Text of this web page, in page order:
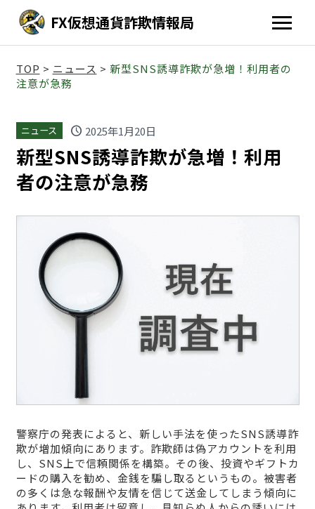
FX仮想通貨詐欺情報局
TOP > ニュース > 新型SNS誘導詐欺が急増！利用者の
注意が急務
ニュース schedule 2025年1月20日
新型SNS誘導詐欺が急増！利用
者の注意が急務
警察庁の発表によると、新しい手法を使ったSNS誘導詐
欺が増加傾向にあります。詐欺師は偽アカウントを利用
し、SNS上で信頼関係を構築。その後、投資やギフトカ
ードの購入を勧め、金銭を騙し取るというもの。被害者
の多くは急な報酬や友情を信じて送金してしまう傾向に